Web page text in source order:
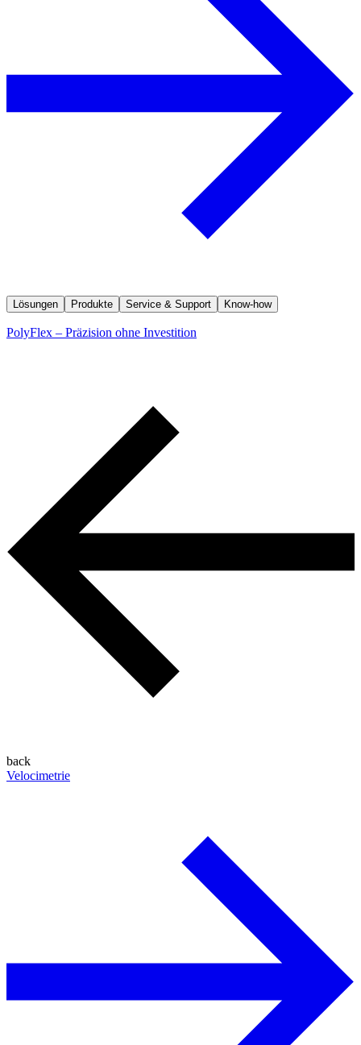
Lösungen Produkte Service & Support Know-how
PolyFlex – Präzision ohne Investition
back
Velocimetrie